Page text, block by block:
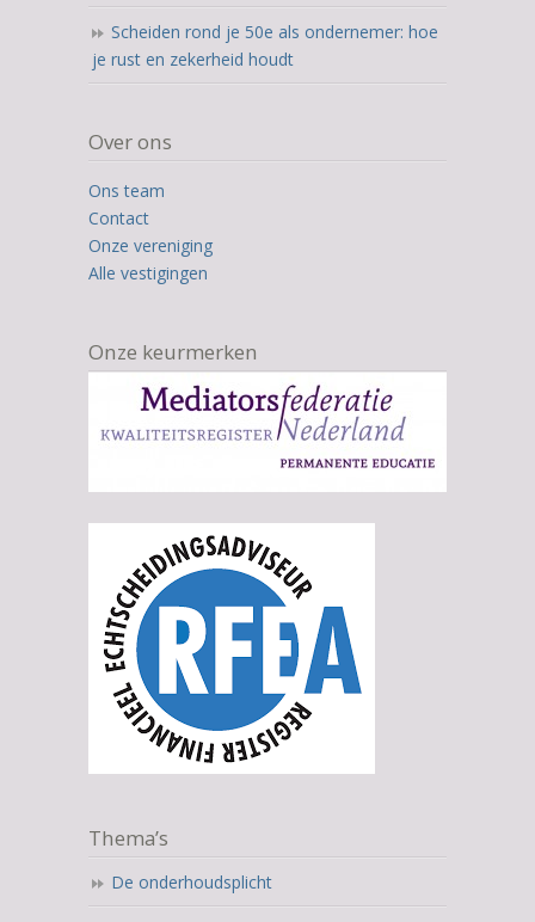
Scheiden rond je 50e als ondernemer: hoe
je rust en zekerheid houdt
Over ons
Ons team
Contact
Onze vereniging
Alle vestigingen
Onze keurmerken
Thema’s
De onderhoudsplicht